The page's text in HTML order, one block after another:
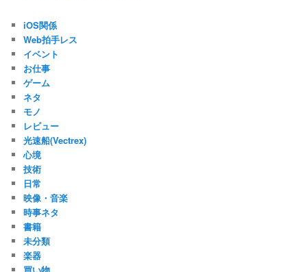
iOS関係
Web拍手レス
イベント
お仕事
ゲーム
ネタ
モノ
レビュー
光速船(Vectrex)
心境
技術
日常
映像・音楽
時事ネタ
書籍
未分類
楽器